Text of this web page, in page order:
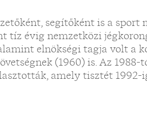
segítőként is a sport
tíz évig nemzetközi
elnökségi tagja volt a
(1960) is. Az
amely tisztét 1992-